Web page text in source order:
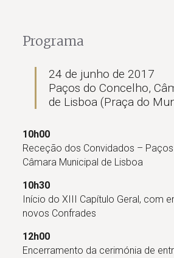
Programa
24 de junho de 2017
Paços do Concelho,
de Lisboa (Praça do
10h00
Receção dos Convidados –
Câmara Municipal de Lisboa
10h30
Início do XIII Capítulo Geral, com
novos Confrades
12h00
Encerramento da cerimónia de